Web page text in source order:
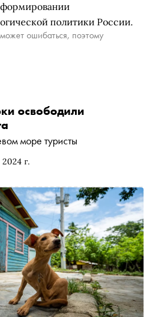
формировании
политики России.
ошибаться, поэтому
г.
освободили
море туристы